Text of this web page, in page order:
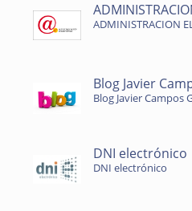
ADMINISTRACION
Blog Javier
Blog Javier Campos
DNI electrónico
DNI electrónico